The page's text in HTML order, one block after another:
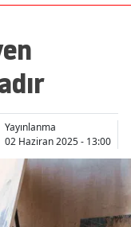
Yayınlanma
02 Haziran 2025 - 13:00